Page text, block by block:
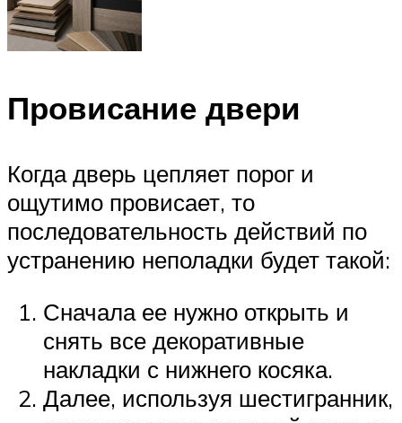
Провисание двери
Когда дверь цепляет порог и
ощутимо провисает, то
последовательность действий по
устранению неполадки будет такой:
Сначала ее нужно открыть и
снять все декоративные
накладки с нижнего косяка.
Далее, используя шестигранник,